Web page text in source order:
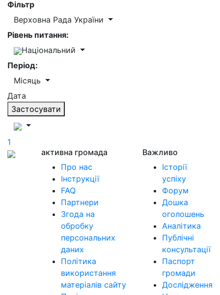
Фільтр
Верховна Рада України
Рівень питання:
Національний
Період:
Місяць
Дата
Застосувати
1
активна громада
Про нас
Інструкції
FAQ
Партнери
Згода на
обробку
персональних
даних
Політика
використання
матеріалів сайту
Важливо
Історії
успіху
Форум
Дошка
оголошень
Аналітика
Публічні
консультації
Паспорт
громади
Дослідження